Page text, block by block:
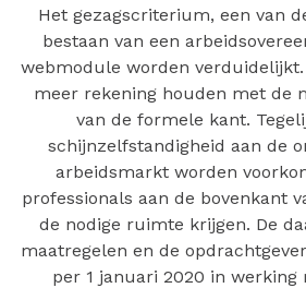
Het gezagscriterium, een van
bestaan van een
webmodule worden
meer rekening houden met de
van de formele kant.
schijnzelfstandigheid aan de
arbeidsmarkt worden
professionals aan de bovenkant
de nodige ruimte krijgen. De
maatregelen en de
per 1 januari 2020 in werking